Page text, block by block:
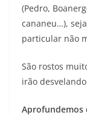
(Pedro,
cananeu…),
particular não
São rostos
irão
Aprofundemos